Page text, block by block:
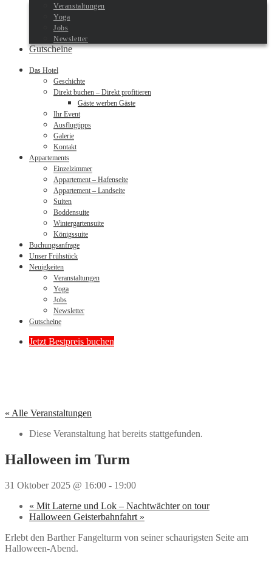
Veranstaltungen
Yoga
Jobs
Newsletter
Gutscheine
Das Hotel
Geschichte
Direkt buchen – Direkt profitieren
Gäste werben Gäste
Ihr Event
Ausflugtipps
Galerie
Kontakt
Appartements
Einzelzimmer
Appartement – Hafenseite
Appartement – Landseite
Suiten
Boddensuite
Wintergartensuite
Königssuite
Buchungsanfrage
Unser Frühstück
Neuigkeiten
Veranstaltungen
Yoga
Jobs
Newsletter
Gutscheine
Jetzt Bestpreis buchen
« Alle Veranstaltungen
Diese Veranstaltung hat bereits stattgefunden.
Halloween im Turm
31 Oktober 2025 @ 16:00 - 19:00
« Mit Laterne und Lok – Nachtwächter on tour
Halloween Geisterbahnfahrt »
Erlebt den Barther Fangelturm von seiner schaurigsten Seite am
Halloween-Abend.